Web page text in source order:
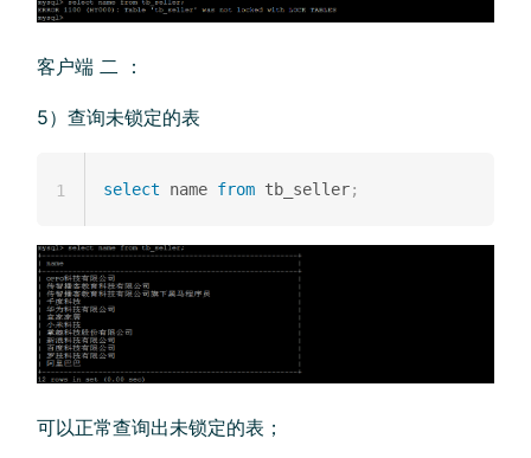
客户端 二 ：
5）查询未锁定的表
select name from tb_seller;
1
可以正常查询出未锁定的表；